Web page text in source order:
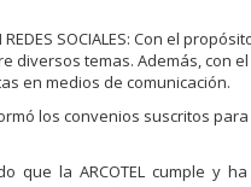
REDES SOCIALES: Con el
diversos temas. Además,
en medios de comunicación.
los convenios suscritos
que la ARCOTEL cumple y